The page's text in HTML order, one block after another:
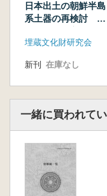
代の石材流通J
時代の石材純
地域報告3 森
地域報告4 奈
地域報告5 北山
る石棺の移動」
地域報告6 高
流通」
地域報告7 高木
産」
日本出土の朝鮮半島
系土器の再検討 弥
埋蔵文化財研究会
新刊 在庫なし
一緒に買われて